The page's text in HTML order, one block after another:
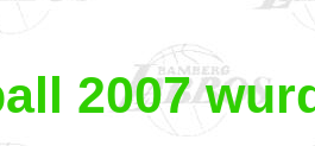
2007